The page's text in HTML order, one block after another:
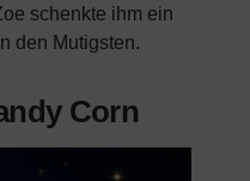
schenkte ihm ein
den Mutigsten.
Corn